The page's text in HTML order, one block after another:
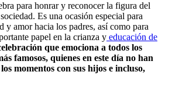
para honrar y reconocer la figura del
Es una ocasión especial para
y amor hacia los padres, así como para
papel en la crianza y educación de
que emociona a todos los
famosos, quienes en este día no han
momentos con sus hijos e incluso,